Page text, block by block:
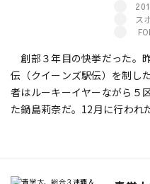
ス
創部３年目の快挙だった。
伝（クイーンズ駅伝）を制し
者はルーキーイヤーながら５
た鍋島莉奈だ。12月に行わ